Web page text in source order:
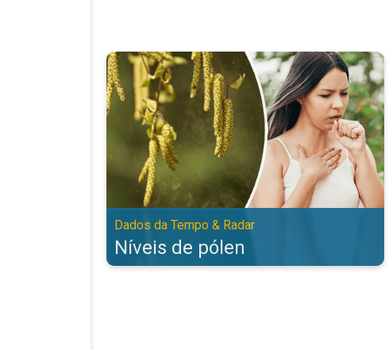
Níveis de pólen. Dados da Tempo & Radar. . .
Dados da Tempo & Radar
Níveis de pólen